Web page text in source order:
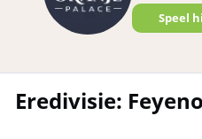
Speel
Eredivisie: